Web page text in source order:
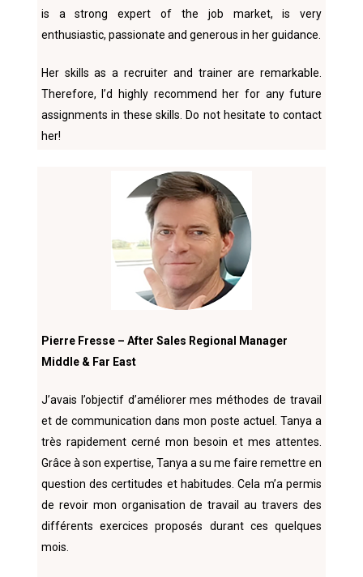
is a strong expert of the job market, is very
enthusiastic, passionate and generous in her guidance.
Her skills as a recruiter and trainer are remarkable.
Therefore, I’d highly recommend her for any future
assignments in these skills. Do not hesitate to contact
her!
Pierre Fresse – After Sales Regional Manager
Middle & Far East
J’avais l’objectif d’améliorer mes méthodes de travail
et de communication dans mon poste actuel. Tanya a
très rapidement cerné mon besoin et mes attentes.
Grâce à son expertise, Tanya a su me faire remettre en
question des certitudes et habitudes. Cela m’a permis
de revoir mon organisation de travail au travers des
différents exercices proposés durant ces quelques
mois.